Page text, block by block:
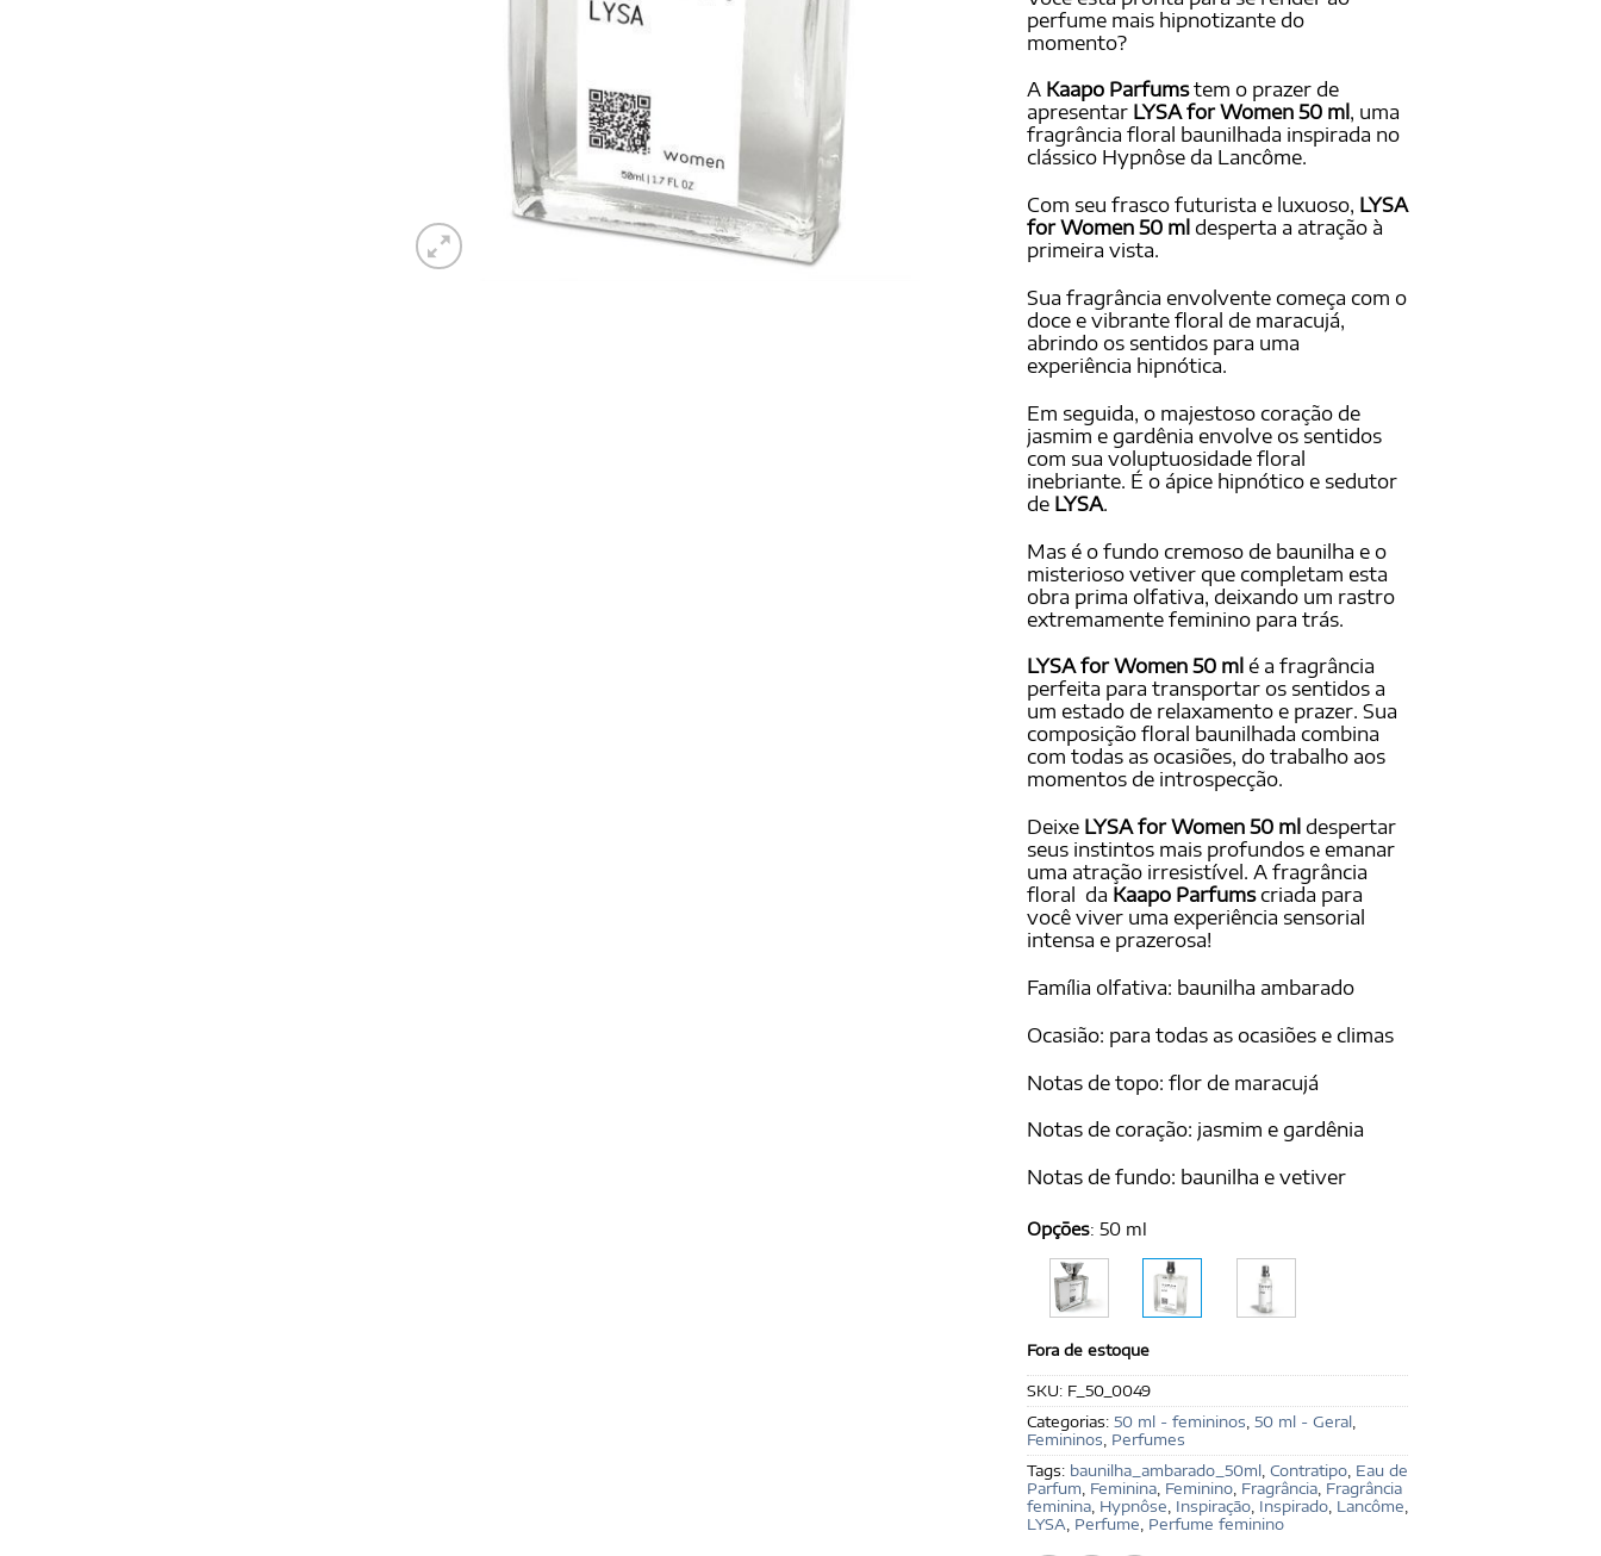
baseado em
avaliações
de clientes
perfume mais hipnotizante do
momento?
A Kaapo Parfumstem o prazer de
apresentar LYSA for Women 50 ml , uma
fragrância floral baunilhada inspirada no
clássico Hypnôse da Lancôme.
Com seu frasco futurista e luxuoso, LYSA
for Women 50 ml desperta a atração à
primeira vista.
Sua fragrância envolvente começa com o
doce e vibrante floral de maracujá,
abrindo os sentidos para uma
experiência hipnótica.
Em seguida, o majestoso coração de
jasmim e gardênia envolve os sentidos
com sua voluptuosidade floral
inebriante. É o ápice hipnótico e sedutor
de LYSA.
Mas é o fundo cremoso de baunilha e o
misterioso vetiver que completam esta
obra prima olfativa, deixando um rastro
extremamente feminino para trás.
LYSA for Women 50 ml é a fragrância
perfeita para transportar os sentidos a
um estado de relaxamento e prazer. Sua
composição floral baunilhada combina
com todas as ocasiões, do trabalho aos
momentos de introspecção.
Deixe LYSA for Women 50 ml despertar
seus instintos mais profundos e emanar
uma atração irresistível. A fragrância
floral da Kaapo Parfumscriada para
você viver uma experiência sensorial
intensa e prazerosa!
Família olfativa: baunilha ambarado
Ocasião: para todas as ocasiões e climas
Notas de topo: flor de maracujá
Notas de coração: jasmim e gardênia
Notas de fundo: baunilha e vetiver
Opções: 50 ml
Fora de estoque
SKU: F_50_0049
Categorias: 50 ml - femininos 50 ml - Geral
Femininos Perfumes
Tags: baunilha_ambarado_50ml Contratipo Eau de
Parfum Feminina Feminino Fragrância Fragrância
feminina Hypnôse Inspiração Inspirado Lancôme
LYSA Perfume Perfume feminino